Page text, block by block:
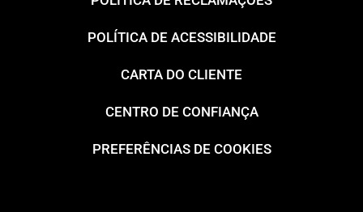
POLÍTICA DE ACESSIBILIDADE
CARTA DO CLIENTE
CENTRO DE CONFIANÇA
PREFERÊNCIAS DE COOKIES